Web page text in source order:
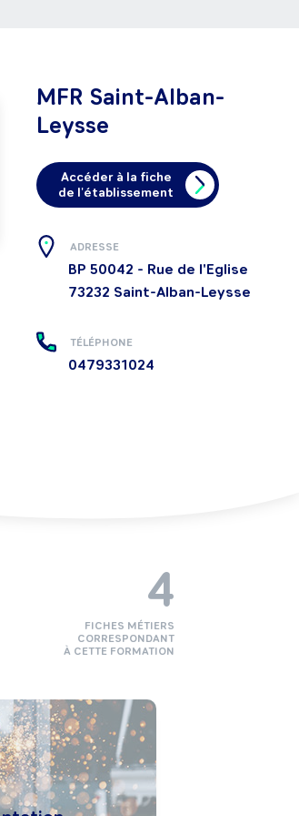
MFR Saint-Alban-
Leysse
Accéder à la fiche
de l'établissement
ADRESSE
BP 50042 - Rue de l'Eglise
73232 Saint-Alban-Leysse
TÉLÉPHONE
0479331024
4
FICHES MÉTIERS
CORRESPONDANT
À CETTE FORMATION